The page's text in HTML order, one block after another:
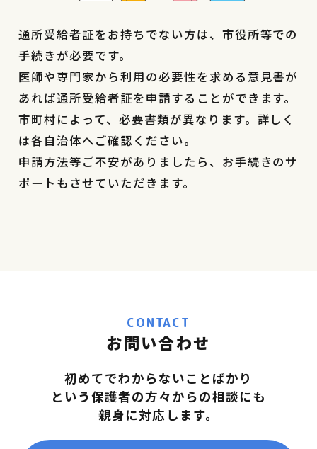
通所受給者証をお持ちでない方は、市役所等での
手続きが必要です。
医師や専門家から利用の必要性を求める意見書が
あれば通所受給者証を申請することができます。
市町村によって、必要書類が異なります。詳しく
は各自治体へご確認ください。
申請方法等ご不安がありましたら、お手続きのサ
ポートもさせていただきます。
CONTACT
お問い合わせ
初めてでわからないことばかり
という保護者の方々からの相談にも
親身に対応します。